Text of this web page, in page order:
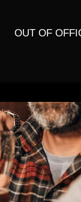
OUT OF